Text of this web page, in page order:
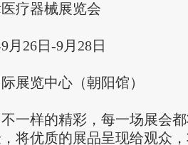
疗器械展览会
26日-9月28日
览中心（朝阳馆）
样的精彩，每一场展会都
将优质的展品呈现给观众